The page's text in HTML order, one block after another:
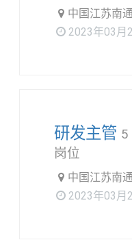
中国江苏南
2023年03月
研发主管
岗位
中国江苏南
2023年03月